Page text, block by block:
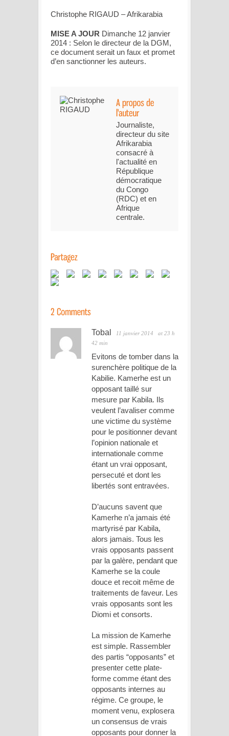
Christophe RIGAUD – Afrikarabia
MISE A JOUR Dimanche 12 janvier
2014 : Selon le directeur de la DGM,
ce document serait un faux et promet
d’en sanctionner les auteurs.
Journaliste,
directeur du site
Afrikarabia
consacré à
l'actualité en
République
démocratique
du Congo
(RDC) et en
Afrique
centrale.
Tobal 11 janvier 2014
at 23 h
42 min
Evitons de tomber dans la
surenchère politique de la
Kabilie. Kamerhe est un
opposant taillé sur
mesure par Kabila. Ils
veulent l’avaliser comme
une victime du système
pour le positionner devant
l’opinion nationale et
internationale comme
étant un vrai opposant,
persecuté et dont les
libertés sont entravées.
D’aucuns savent que
Kamerhe n’a jamais été
martyrisé par Kabila,
alors jamais. Tous les
vrais opposants passent
par la galère, pendant que
Kamerhe se la coule
douce et recoit même de
traitements de faveur. Les
vrais opposants sont les
Diomi et consorts.
La mission de Kamerhe
est simple. Rassembler
des partis “opposants” et
presenter cette plate-
forme comme étant des
opposants internes au
régime. Ce groupe, le
moment venu, explosera
un consensus de vrais
opposants pour donner la